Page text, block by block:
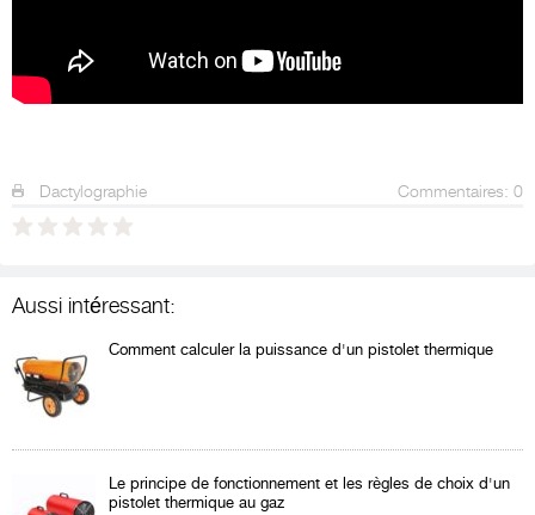
Dactylographie Commentaires: 0
Aussi intéressant:
Comment calculer la puissance d'un pistolet thermique
Le principe de fonctionnement et les règles de choix d'un
pistolet thermique au gaz